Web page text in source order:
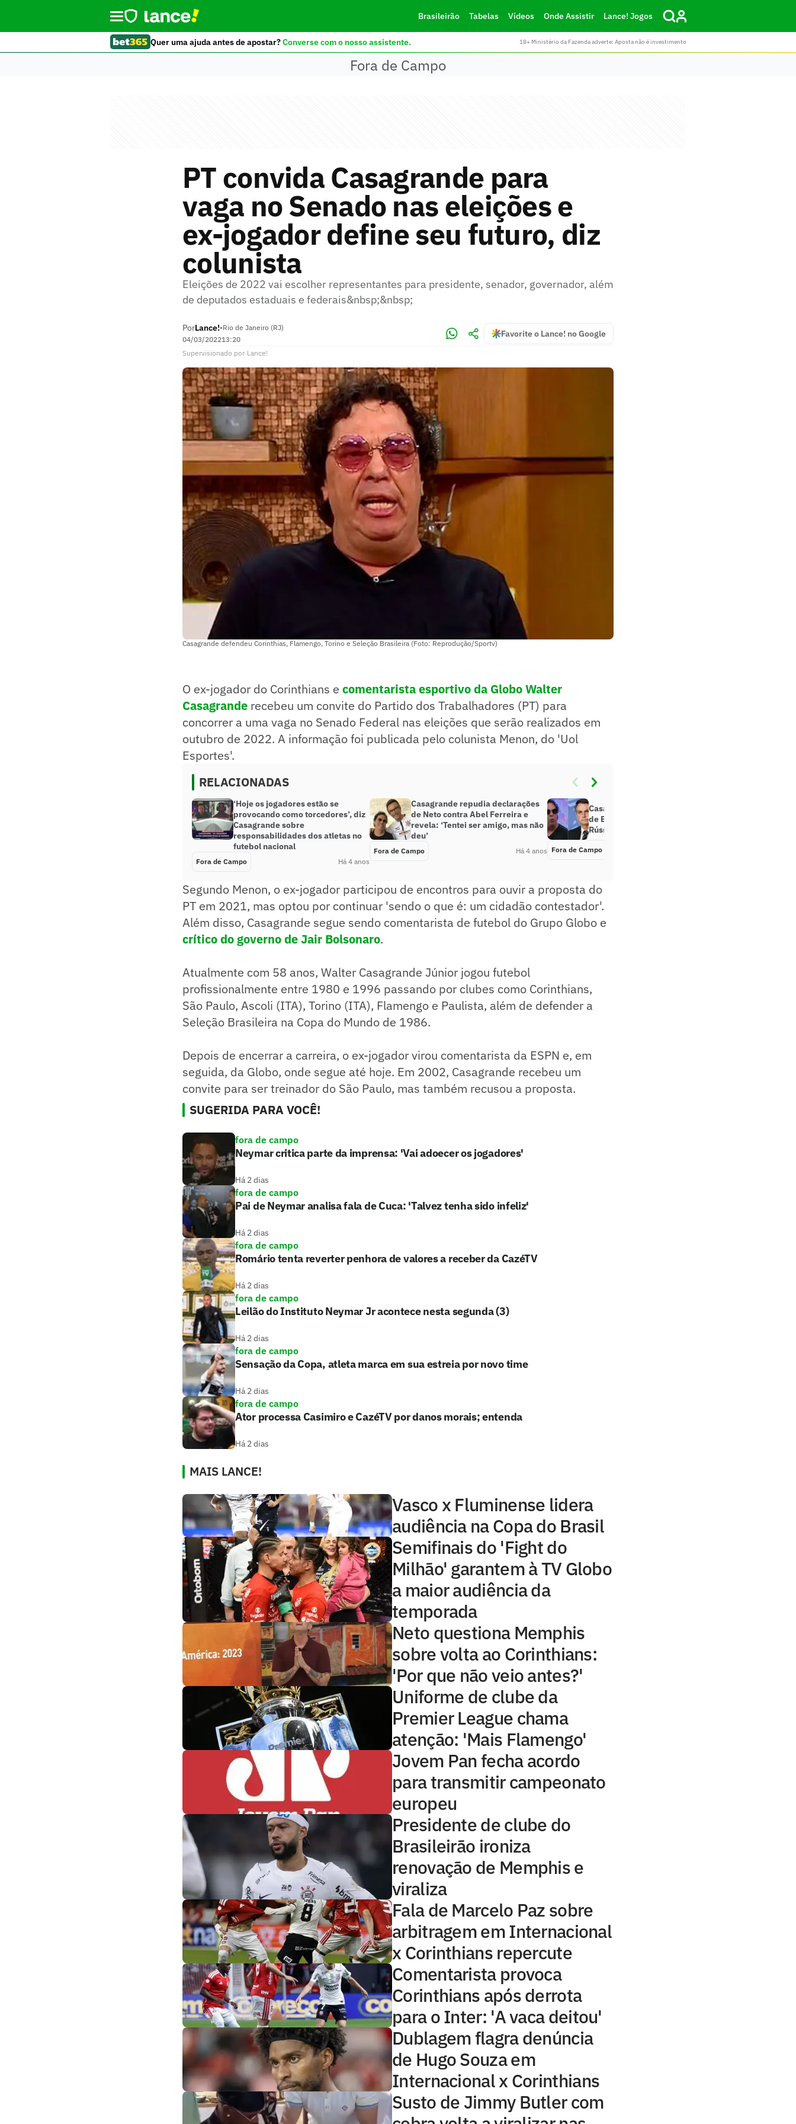
Brasileirão Tabelas Vídeos Onde Assistir Lance! Jogos
Quer uma ajuda antes de apostar?Converse com o nosso assistente. 18+ Ministério da Fazenda adverte: Aposta não é investimento
Fora de Campo
PT convida Casagrande para
vaga no Senado nas eleições e
ex-jogador define seu futuro, diz
colunista
Eleições de 2022 vai escolher representantes para presidente, senador, governador, além
de deputados estaduais e federais&nbsp;&nbsp;
PorLance!•Rio de Janeiro (RJ)
04/03/202213:20
Favorite o Lance! no Google
Supervisionado por Lance!
Casagrande defendeu Corinthias, Flamengo, Torino e Seleção Brasileira (Foto: Reprodução/Sportv)
O ex-jogador do Corinthians e comentarista esportivo da Globo Walter
Casagrande recebeu um convite do Partido dos Trabalhadores (PT) para
concorrer a uma vaga no Senado Federal nas eleições que serão realizados em
outubro de 2022. A informação foi publicada pelo colunista Menon, do 'Uol
Esportes'.
RELACIONADAS
‘Hoje os jogadores estão se
provocando como torcedores’, diz
Casagrande sobre
responsabilidades dos atletas no
futebol nacional
Fora de Campo Há 4 anos
Casagrande repudia declarações
de Neto contra Abel Ferreira e
revela: ‘Tentei ser amigo, mas não
deu’
Fora de Campo Há 4 anos
Casagrande cobra posicionamento
de Bolsonaro por invasão da
Rússia à Ucrânia
Fora de Campo
Segundo Menon, o ex-jogador participou de encontros para ouvir a proposta do
PT em 2021, mas optou por continuar 'sendo o que é: um cidadão contestador'.
Além disso, Casagrande segue sendo comentarista de futebol do Grupo Globo e
crítico do governo de Jair Bolsonaro.
Atualmente com 58 anos, Walter Casagrande Júnior jogou futebol
profissionalmente entre 1980 e 1996 passando por clubes como Corinthians,
São Paulo, Ascoli (ITA), Torino (ITA), Flamengo e Paulista, além de defender a
Seleção Brasileira na Copa do Mundo de 1986.
Depois de encerrar a carreira, o ex-jogador virou comentarista da ESPN e, em
seguida, da Globo, onde segue até hoje. Em 2002, Casagrande recebeu um
convite para ser treinador do São Paulo, mas também recusou a proposta.
SUGERIDA PARA VOCÊ!
fora de campo
Neymar critica parte da imprensa: 'Vai adoecer os jogadores'
Há 2 dias
fora de campo
Pai de Neymar analisa fala de Cuca: 'Talvez tenha sido infeliz'
Há 2 dias
fora de campo
Romário tenta reverter penhora de valores a receber da CazéTV
Há 2 dias
fora de campo
Leilão do Instituto Neymar Jr acontece nesta segunda (3)
Há 2 dias
fora de campo
Sensação da Copa, atleta marca em sua estreia por novo time
Há 2 dias
fora de campo
Ator processa Casimiro e CazéTV por danos morais; entenda
Há 2 dias
MAIS LANCE!
Vasco x Fluminense lidera
audiência na Copa do Brasil
Semifinais do 'Fight do
Milhão' garantem à TV Globo
a maior audiência da
temporada
Neto questiona Memphis
sobre volta ao Corinthians:
'Por que não veio antes?'
Uniforme de clube da
Premier League chama
atenção: 'Mais Flamengo'
Jovem Pan fecha acordo
para transmitir campeonato
europeu
Presidente de clube do
Brasileirão ironiza
renovação de Memphis e
viraliza
Fala de Marcelo Paz sobre
arbitragem em Internacional
x Corinthians repercute
Comentarista provoca
Corinthians após derrota
para o Inter: 'A vaca deitou'
Dublagem flagra denúncia
de Hugo Souza em
Internacional x Corinthians
Susto de Jimmy Butler com